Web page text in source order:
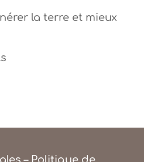
la terre et mieux